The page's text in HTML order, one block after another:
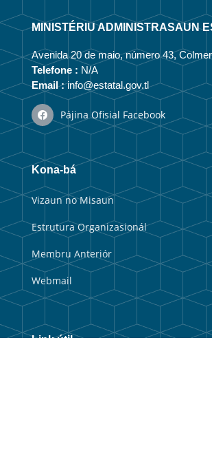
MINISTÉRIU ADMINISTRASAUN
Avenida 20 de maio, número 43,
Telefone : N/A
Email :info@estatal.gov.tl
Pájina Ofisial Facebook
Kona-bá
Vizaun no Misaun
Estrutura Organizasionál
Membru Anteriór
Webmail
Link útil